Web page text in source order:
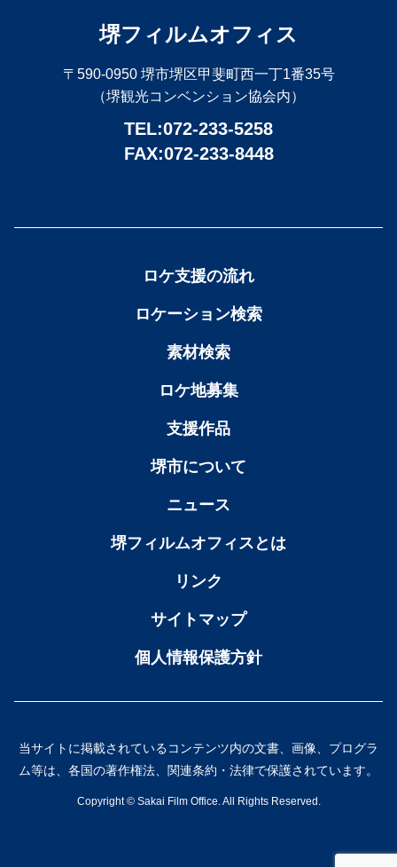
堺フィルムオフィス
〒590-0950 堺市堺区甲斐町西一丁1番35号
（堺観光コンベンション協会内）
TEL:072-233-5258
FAX:072-233-8448
ロケ支援の流れ
ロケーション検索
素材検索
ロケ地募集
支援作品
堺市について
ニュース
堺フィルムオフィスとは
リンク
サイトマップ
個人情報保護方針
当サイトに掲載されているコンテンツ内の文書、画像、プログラ
ム等は、各国の著作権法、関連条約・法律で保護されています。
Copyright ©︎ Sakai Film Office. All Rights Reserved.